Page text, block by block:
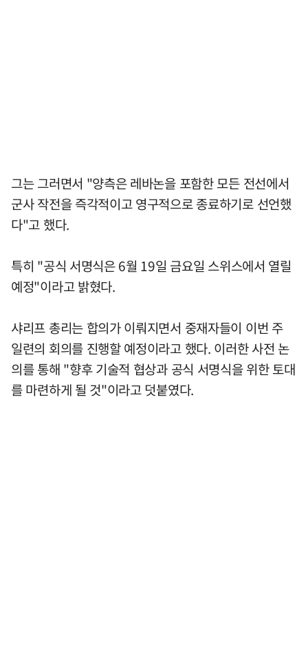
그는 그러면서 "양측은 레바논을 포함한 모든 전선에서
군사 작전을 즉각적이고 영구적으로 종료하기로 선언했
다"고 했다.
특히 "공식 서명식은 6월 19일 금요일 스위스에서 열릴
예정"이라고 밝혔다.
샤리프 총리는 합의가 이뤄지면서 중재자들이 이번 주
일련의 회의를 진행할 예정이라고 했다. 이러한 사전 논
의를 통해 "향후 기술적 협상과 공식 서명식을 위한 토대
를 마련하게 될 것"이라고 덧붙였다.